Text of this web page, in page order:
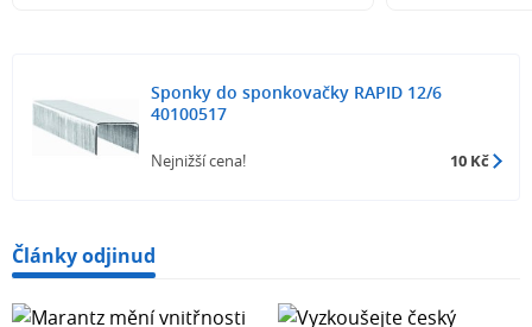
Sponky do sponkovačky RAPID 12/6
40100517
Nejnižší cena! 10 Kč
Články odjinud